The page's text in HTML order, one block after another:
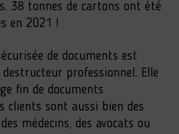
38 tonnes de cartons ont été
en 2021 !
de documents est
destructeur professionnel. Elle
fin de documents
clients sont aussi bien des
médecins, des avocats ou